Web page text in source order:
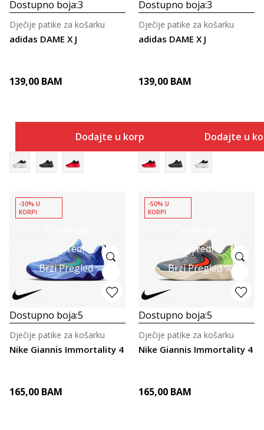
Dostupno boja:3
adidas DAME X J
Dječije patike za košarku
139,00 BAM
Dodajte u korpu
Dostupno boja:3
adidas DAME X J
Dječije patike za košarku
139,00 BAM
Dodajte u
Uporedi
Brzi Pregled
-30% U
KORPI
Dostupno boja:5
Nike Giannis Immortality 4
Dječije patike za košarku
165,00 BAM
Uporedi
Brzi Pregled
-50% U
KORPI
Dostupno boja:5
Nike Giannis Immortality 4
Dječije patike za košarku
165,00 BAM